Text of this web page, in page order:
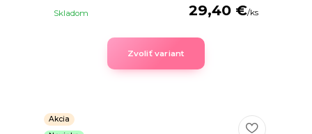
29,40 €/ks
Skladom
Zvoliť variant
Akcia